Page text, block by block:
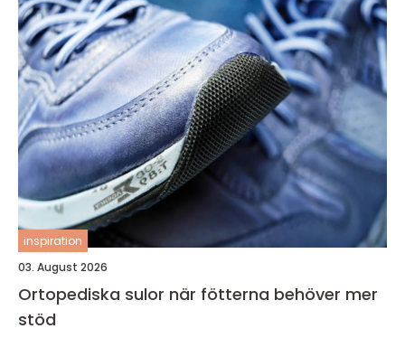
inspiration
03. August 2026
Ortopediska sulor när fötterna behöver mer
stöd